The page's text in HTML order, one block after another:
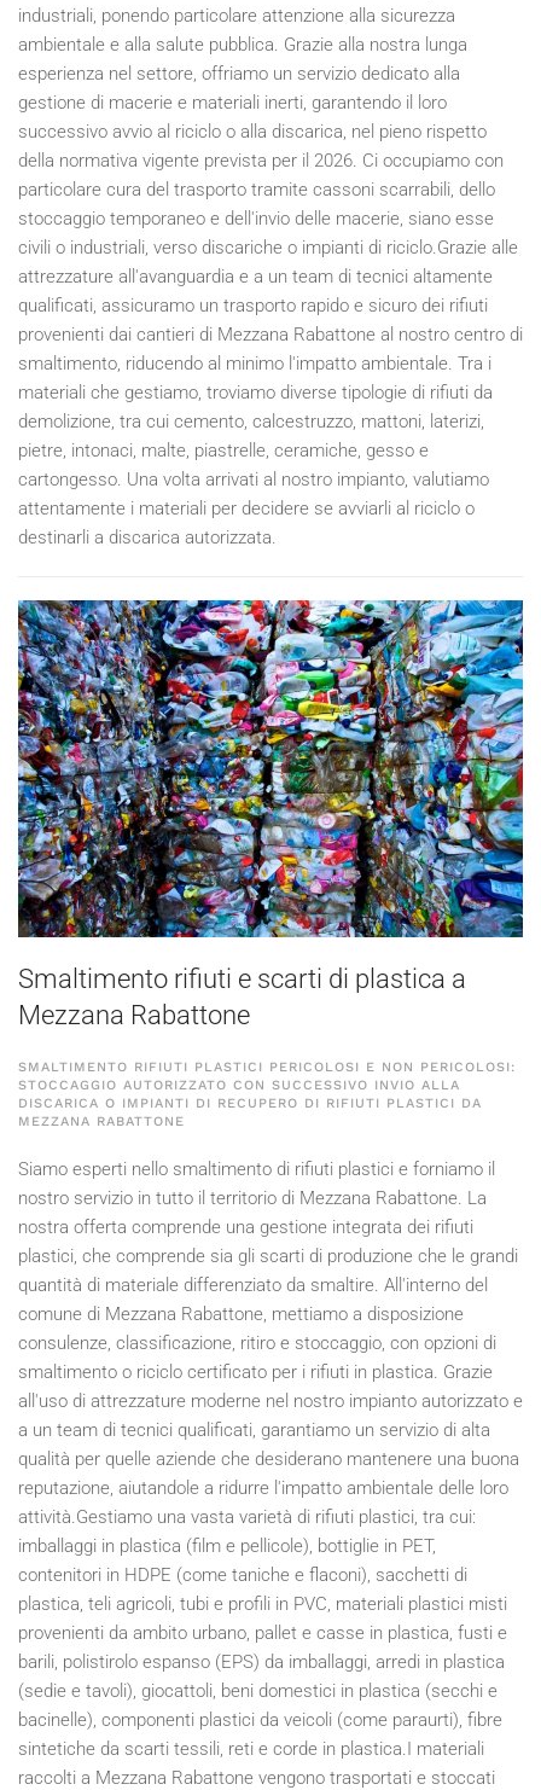
industriali, ponendo particolare attenzione alla sicurezza
ambientale e alla salute pubblica. Grazie alla nostra lunga
esperienza nel settore, offriamo un servizio dedicato alla
gestione di macerie e materiali inerti, garantendo il loro
successivo avvio al riciclo o alla discarica, nel pieno rispetto
della normativa vigente prevista per il 2026. Ci occupiamo con
particolare cura del trasporto tramite cassoni scarrabili, dello
stoccaggio temporaneo e dell'invio delle macerie, siano esse
civili o industriali, verso discariche o impianti di riciclo.Grazie alle
attrezzature all'avanguardia e a un team di tecnici altamente
qualificati, assicuramo un trasporto rapido e sicuro dei rifiuti
provenienti dai cantieri di Mezzana Rabattone al nostro centro di
smaltimento, riducendo al minimo l'impatto ambientale. Tra i
materiali che gestiamo, troviamo diverse tipologie di rifiuti da
demolizione, tra cui cemento, calcestruzzo, mattoni, laterizi,
pietre, intonaci, malte, piastrelle, ceramiche, gesso e
cartongesso. Una volta arrivati al nostro impianto, valutiamo
attentamente i materiali per decidere se avviarli al riciclo o
destinarli a discarica autorizzata.
Smaltimento rifiuti e scarti di plastica a
Mezzana Rabattone
SMALTIMENTO RIFIUTI PLASTICI PERICOLOSI E NON PERICOLOSI:
STOCCAGGIO AUTORIZZATO CON SUCCESSIVO INVIO ALLA
DISCARICA O IMPIANTI DI RECUPERO DI RIFIUTI PLASTICI DA
MEZZANA RABATTONE
Siamo esperti nello smaltimento di rifiuti plastici e forniamo il
nostro servizio in tutto il territorio di Mezzana Rabattone. La
nostra offerta comprende una gestione integrata dei rifiuti
plastici, che comprende sia gli scarti di produzione che le grandi
quantità di materiale differenziato da smaltire. All'interno del
comune di Mezzana Rabattone, mettiamo a disposizione
consulenze, classificazione, ritiro e stoccaggio, con opzioni di
smaltimento o riciclo certificato per i rifiuti in plastica. Grazie
all'uso di attrezzature moderne nel nostro impianto autorizzato e
a un team di tecnici qualificati, garantiamo un servizio di alta
qualità per quelle aziende che desiderano mantenere una buona
reputazione, aiutandole a ridurre l'impatto ambientale delle loro
attività.Gestiamo una vasta varietà di rifiuti plastici, tra cui:
imballaggi in plastica (film e pellicole), bottiglie in PET,
contenitori in HDPE (come taniche e flaconi), sacchetti di
plastica, teli agricoli, tubi e profili in PVC, materiali plastici misti
provenienti da ambito urbano, pallet e casse in plastica, fusti e
barili, polistirolo espanso (EPS) da imballaggi, arredi in plastica
(sedie e tavoli), giocattoli, beni domestici in plastica (secchi e
bacinelle), componenti plastici da veicoli (come paraurti), fibre
sintetiche da scarti tessili, reti e corde in plastica.I materiali
raccolti a Mezzana Rabattone vengono trasportati e stoccati